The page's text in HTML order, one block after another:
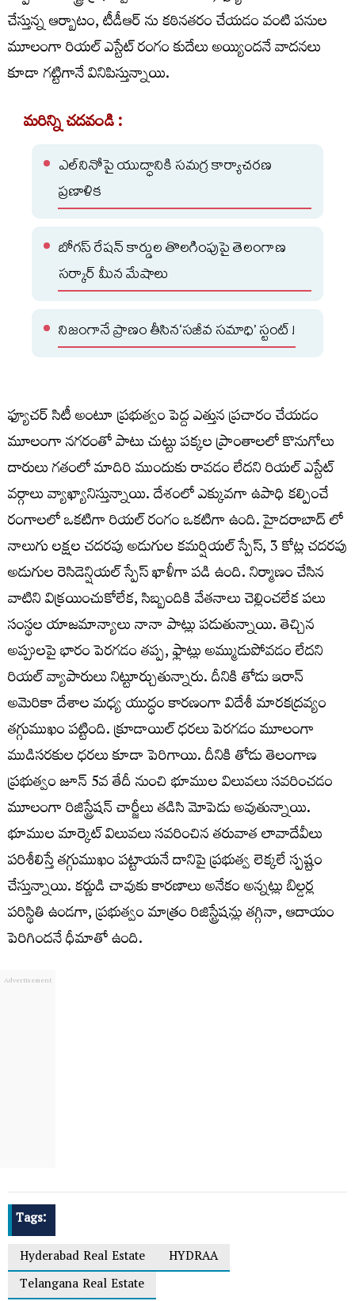
చేస్తున్న ఆర్బాటం, టీడీఆర్ ను కఠినతరం చేయడం వంటి పనుల
మూలంగా రియల్ ఎస్టేట్ రంగం కుదేలు అయ్యిందనే వాదనలు
కూడా గట్టిగానే వినిపిస్తున్నాయి.
మరిన్ని చదవండి :
ఎల్‌నినోపై యుద్ధానికి సమగ్ర కార్యాచరణ
ప్రణాళిక
బోగస్ రేషన్ కార్డుల తొలగింపుపై తెలంగాణ
సర్కార్ మీన మేషాలు
నిజంగానే ప్రాణం తీసిన‘సజీవ సమాధి’ స్టంట్ !
ఫ్యూచర్ సిటీ అంటూ ప్రభుత్వం పెద్ద ఎత్తున ప్రచారం చేయడం
మూలంగా నగరంతో పాటు చుట్టు పక్కల ప్రాంతాలలో కొనుగోలు
దారులు గతంలో మాదిరి ముందుకు రావడం లేదని రియల్‌ ఎస్టేట్‌
వర్గాలు వ్యాఖ్యానిస్తున్నాయి. దేశంలో ఎక్కువగా ఉపాధి కల్పించే
రంగాలలో ఒకటిగా రియల్ రంగం ఒకటిగా ఉంది. హైదరాబాద్ లో
నాలుగు లక్షల చదరపు అడుగుల కమర్షియల్ స్పేస్, 3 కోట్ల చదరపు
అడుగుల రెసిడెన్షియల్ స్పేస్ ఖాళీగా పడి ఉంది. నిర్మాణం చేసిన
వాటిని విక్రయించుకోలేక, సిబ్బందికి వేతనాలు చెల్లించలేక పలు
సంస్థల యాజమాన్యాలు నానా పాట్లు పడుతున్నాయి. తెచ్చిన
అప్పులపై భారం పెరగడం తప్ప, ఫ్లాట్లు అమ్ముడుపోవడం లేదని
రియల్ వ్యాపారులు నిట్టూర్చుతున్నారు. దీనికి తోడు ఇరాన్
అమెరికా దేశాల మధ్య యుద్ధం కారణంగా విదేశీ మారకద్రవ్యం
తగ్గుముఖం పట్టింది. క్రూడాయిల్ ధరలు పెరగడం మూలంగా
ముడిసరకుల ధరలు కూడా పెరిగాయి. దీనికి తోడు తెలంగాణ
ప్రభుత్వం జూన్ 5వ తేదీ నుంచి భూముల విలువలు సవరించడం
మూలంగా రిజిస్ట్రేషన్ చార్జీలు తడిసి మోపెడు అవుతున్నాయి.
భూముల మార్కెట్ విలువలు సవరించిన తరువాత లావాదేవీలు
పరిశీలిస్తే తగ్గుముఖం పట్టాయనే దానిపై ప్రభుత్వ లెక్కలే స్పష్టం
చేస్తున్నాయి. కర్ణుడి చావుకు కారణాలు అనేకం అన్నట్లు బిల్డర్ల
పరిస్థితి ఉండగా, ప్రభుత్వం మాత్రం రిజిస్ట్రేషన్లు తగ్గినా, ఆదాయం
పెరిగిందనే ధీమాతో ఉంది.
Tags:
Hyderabad Real Estate
HYDRAA
Telangana Real Estate